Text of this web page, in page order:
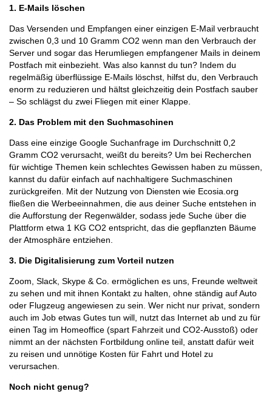
1. E-Mails löschen
Das Versenden und Empfangen einer einzigen E-Mail verbraucht
zwischen 0,3 und 10 Gramm CO2 wenn man den Verbrauch der
Server und sogar das Herumliegen empfangener Mails in deinem
Postfach mit einbezieht. Was also kannst du tun? Indem du
regelmäßig überflüssige E-Mails löschst, hilfst du, den Verbrauch
enorm zu reduzieren und hältst gleichzeitig dein Postfach sauber
– So schlägst du zwei Fliegen mit einer Klappe.
2. Das Problem mit den Suchmaschinen
Dass eine einzige Google Suchanfrage im Durchschnitt 0,2
Gramm CO2 verursacht, weißt du bereits? Um bei Recherchen
für wichtige Themen kein schlechtes Gewissen haben zu müssen,
kannst du dafür einfach auf nachhaltigere Suchmaschinen
zurückgreifen. Mit der Nutzung von Diensten wie Ecosia.org
fließen die Werbeeinnahmen, die aus deiner Suche entstehen in
die Aufforstung der Regenwälder, sodass jede Suche über die
Plattform etwa 1 KG CO2 entspricht, das die gepflanzten Bäume
der Atmosphäre entziehen.
3. Die Digitalisierung zum Vorteil nutzen
Zoom, Slack, Skype & Co. ermöglichen es uns, Freunde weltweit
zu sehen und mit ihnen Kontakt zu halten, ohne ständig auf Auto
oder Flugzeug angewiesen zu sein. Wer nicht nur privat, sondern
auch im Job etwas Gutes tun will, nutzt das Internet ab und zu für
einen Tag im Homeoffice (spart Fahrzeit und CO2-Ausstoß) oder
nimmt an der nächsten Fortbildung online teil, anstatt dafür weit
zu reisen und unnötige Kosten für Fahrt und Hotel zu
verursachen.
Noch nicht genug?